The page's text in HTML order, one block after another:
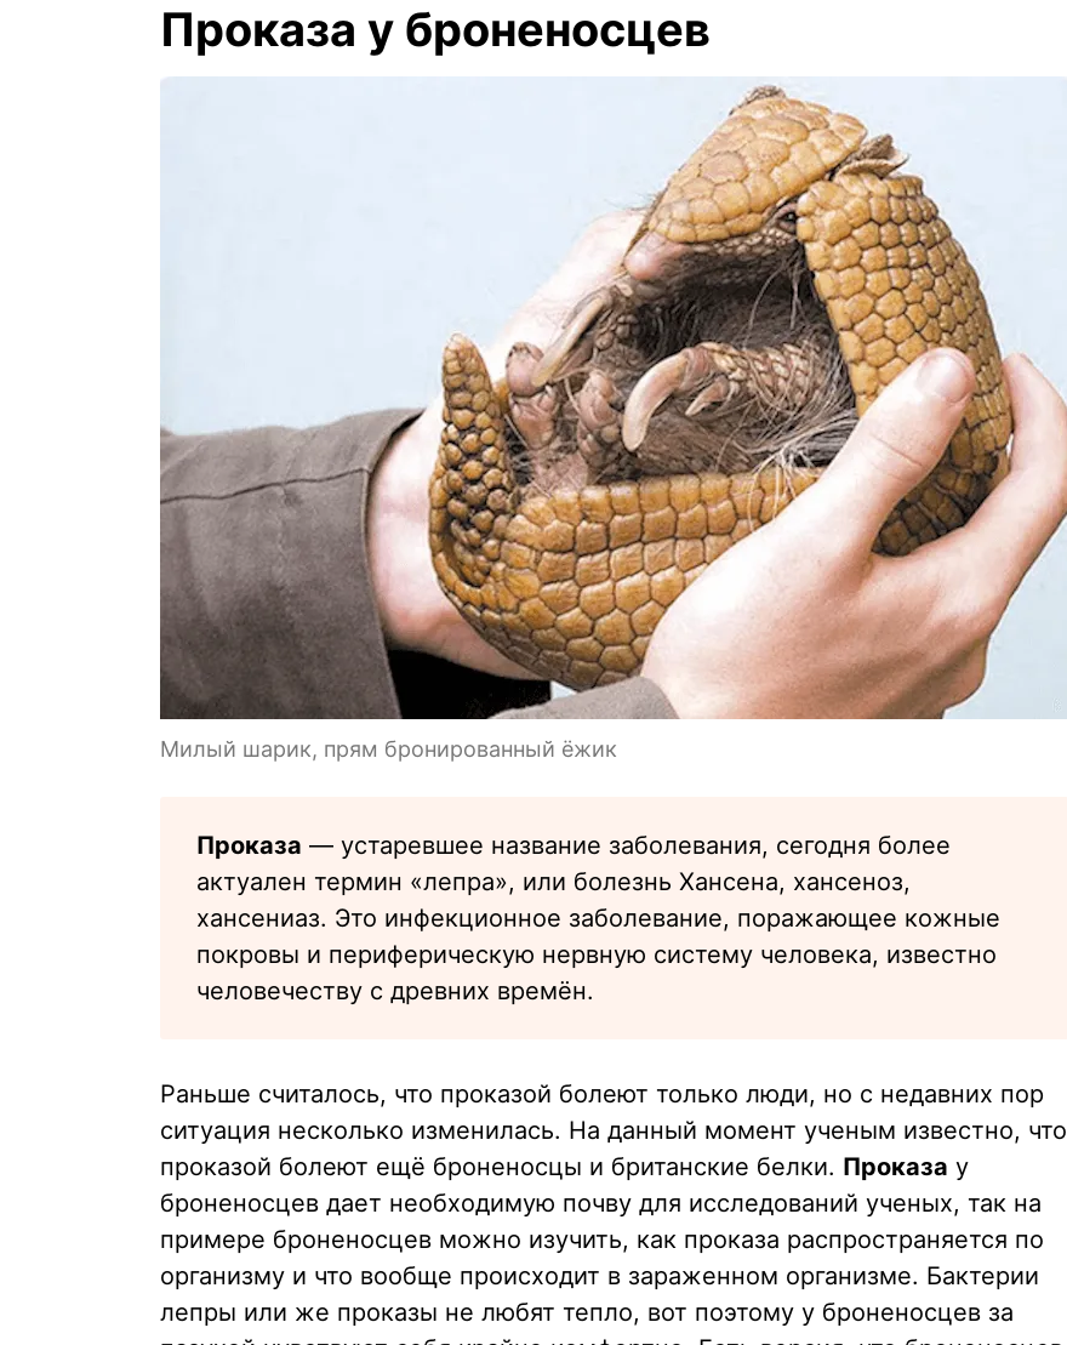
Проказа у броненосцев
Милый шарик, прям бронированный ёжик
Проказа — устаревшее название заболевания, сегодня более
актуален термин «лепра», или болезнь Хансена, хансеноз,
хансениаз. Это инфекционное заболевание, поражающее кожные
покровы и периферическую нервную систему человека, известно
человечеству с древних времён.
Раньше считалось, что проказой болеют только люди, но с недавних пор
ситуация несколько изменилась. На данный момент ученым известно, что
проказой болеют ещё броненосцы и британские белки. Проказа у
броненосцев дает необходимую почву для исследований ученых, так на
примере броненосцев можно изучить, как проказа распространяется по
организму и что вообще происходит в зараженном организме. Бактерии
лепры или же проказы не любят тепло, вот поэтому у броненосцев за